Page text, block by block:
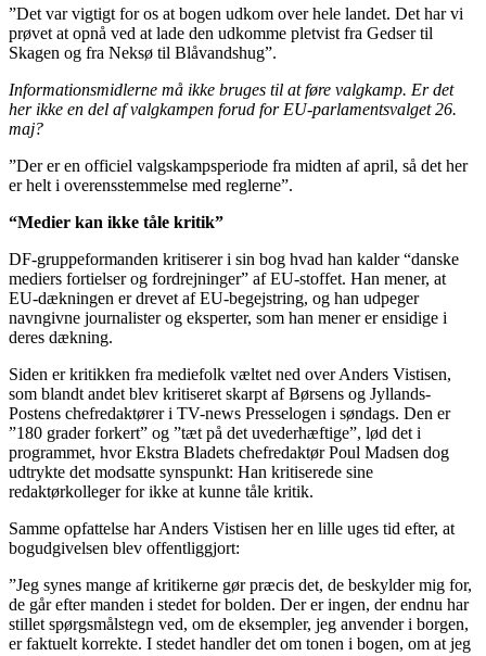
”Det var vigtigt for os at bogen udkom over hele landet. Det har vi
prøvet at opnå ved at lade den udkomme pletvist fra Gedser til
Skagen og fra Neksø til Blåvandshug”.
Informationsmidlerne må ikke bruges til at føre valgkamp. Er det
her ikke en del af valgkampen forud for EU-parlamentsvalget 26.
maj?
”Der er en officiel valgskampsperiode fra midten af april, så det her
er helt i overensstemmelse med reglerne”.
“Medier kan ikke tåle kritik”
DF-gruppeformanden kritiserer i sin bog hvad han kalder “danske
mediers fortielser og fordrejninger” af EU-stoffet. Han mener, at
EU-dækningen er drevet af EU-begejstring, og han udpeger
navngivne journalister og eksperter, som han mener er ensidige i
deres dækning.
Siden er kritikken fra mediefolk væltet ned over Anders Vistisen,
som blandt andet blev kritiseret skarpt af Børsens og Jyllands-
Postens chefredaktører i TV-news Presselogen i søndags. Den er
”180 grader forkert” og ”tæt på det uvederhæftige”, lød det i
programmet, hvor Ekstra Bladets chefredaktør Poul Madsen dog
udtrykte det modsatte synspunkt: Han kritiserede sine
redaktørkolleger for ikke at kunne tåle kritik.
Samme opfattelse har Anders Vistisen her en lille uges tid efter, at
bogudgivelsen blev offentliggjort:
”Jeg synes mange af kritikerne gør præcis det, de beskylder mig for,
de går efter manden i stedet for bolden. Der er ingen, der endnu har
stillet spørgsmålstegn ved, om de eksempler, jeg anvender i borgen,
er faktuelt korrekte. I stedet handler det om tonen i bogen, om at jeg